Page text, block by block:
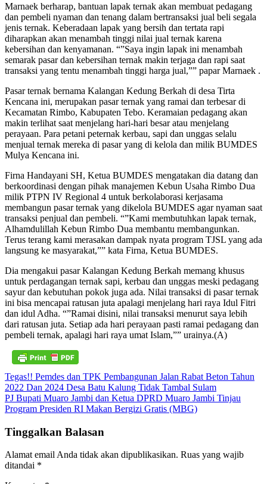
Marnaek berharap, bantuan lapak ternak akan membuat pedagang
dan pembeli nyaman dan tenang dalam bertransaksi jual beli segala
jenis ternak. Keberadaan lapak yang bersih dan tertata rapi
diharapkan akan menambah tinggi nilai jual ternak karena
kebersihan dan kenyamanan. “”Saya ingin lapak ini menambah
semarak pasar dan kebersihan ternak makin terjaga dan rapi saat
transaksi yang tentu menambah tinggi harga jual,”” papar Marnaek .
Pasar ternak bernama Kalangan Kedung Berkah di desa Tirta
Kencana ini, merupakan pasar ternak yang ramai dan terbesar di
Kecamatan Rimbo, Kabupaten Tebo. Keramaian pedagang akan
makin terlihat saat menjelang hari-hari besar atau menjelang
perayaan. Para petani peternak kerbau, sapi dan unggas selalu
menjual ternak mereka di pasar yang di kelola dan milik BUMDES
Mulya Kencana ini.
Firna Handayani SH, Ketua BUMDES mengatakan dia datang dan
berkoordinasi dengan pihak manajemen Kebun Usaha Rimbo Dua
milik PTPN IV Regional 4 untuk berkolaborasi kerjasama
membangun pasar ternak yang dikelola BUMDES agar nyaman saat
transaksi penjual dan pembeli. “”Kami membutuhkan lapak ternak,
Alhamdulillah Kebun Rimbo Dua membantu membangunkan.
Terus terang kami merasakan dampak nyata program TJSL yang ada
langsung ke masyarakat,”” kata Firna, Ketua BUMDES.
Dia mengakui pasar Kalangan Kedung Berkah memang khusus
untuk perdagangan ternak sapi, kerbau dan unggas meski pedagang
sayur dan kebutuhan pokok juga ada. Nilai transaksi di pasar ternak
ini bisa mencapai ratusan juta apalagi menjelang hari raya Idul Fitri
dan idul Adha. “”Ramai disini, nilai transaksi menurut saya lebih
dari ratusan juta. Setiap ada hari perayaan pasti ramai pedagang dan
pembeli ternak, apalagi hari raya umat Islam,”” urainya.(A)
Navigasi
pos
Tegas!! Pemdes dan TPK Pembangunan Jalan Rabat Beton Tahun
2022 Dan 2024 Desa Batu Kalung Tidak Tambal Sulam
PJ Bupati Muaro Jambi dan Ketua DPRD Muaro Jambi Tinjau
Program Presiden RI Makan Bergizi Gratis (MBG)
Tinggalkan Balasan
Alamat email Anda tidak akan dipublikasikan. Ruas yang wajib
ditandai *